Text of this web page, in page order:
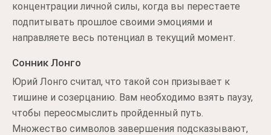
концентрации личной силы, когда вы перестаете
подпитывать прошлое своими эмоциями и
направляете весь потенциал в текущий момент.
Сонник Лонго
Юрий Лонго считал, что такой сон призывает к
тишине и созерцанию. Вам необходимо взять паузу,
чтобы переосмыслить пройденный путь.
Множество символов завершения подсказывают,